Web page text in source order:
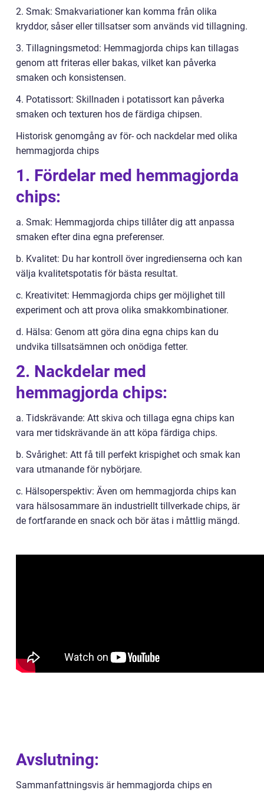
2. Smak: Smakvariationer kan komma från olika
kryddor, såser eller tillsatser som används vid tillagning.
3. Tillagningsmetod: Hemmagjorda chips kan tillagas
genom att friteras eller bakas, vilket kan påverka
smaken och konsistensen.
4. Potatissort: Skillnaden i potatissort kan påverka
smaken och texturen hos de färdiga chipsen.
Historisk genomgång av för- och nackdelar med olika
hemmagjorda chips
1. Fördelar med hemmagjorda
chips:
a. Smak: Hemmagjorda chips tillåter dig att anpassa
smaken efter dina egna preferenser.
b. Kvalitet: Du har kontroll över ingredienserna och kan
välja kvalitetspotatis för bästa resultat.
c. Kreativitet: Hemmagjorda chips ger möjlighet till
experiment och att prova olika smakkombinationer.
d. Hälsa: Genom att göra dina egna chips kan du
undvika tillsatsämnen och onödiga fetter.
2. Nackdelar med
hemmagjorda chips:
a. Tidskrävande: Att skiva och tillaga egna chips kan
vara mer tidskrävande än att köpa färdiga chips.
b. Svårighet: Att få till perfekt krispighet och smak kan
vara utmanande för nybörjare.
c. Hälsoperspektiv: Även om hemmagjorda chips kan
vara hälsosammare än industriellt tillverkade chips, är
de fortfarande en snack och bör ätas i måttlig mängd.
Avslutning:
Sammanfattningsvis är hemmagjorda chips en